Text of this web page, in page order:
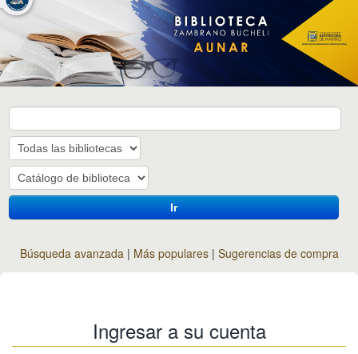
Ir
Búsqueda avanzada Más populares Sugerencias de compra
Ingresar a su cuenta